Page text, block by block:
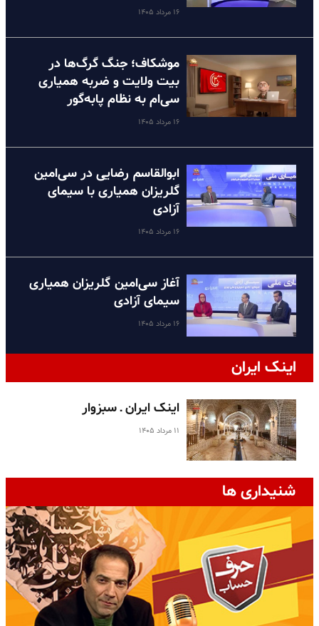
۱۶ مرداد ۱۴۰۵
موشکاف؛ جنگ گرگ‌ها در
بیت ولایت و ضربه همیاری
سی‌ام به نظام پا‌به‌گور
۱۶ مرداد ۱۴۰۵
ابوالقاسم رضایی در سی‌امین
گلریزان همیاری با سیمای
آزادی
۱۶ مرداد ۱۴۰۵
آغاز سی‌امین گلریزان همیاری
سیمای آزادی
۱۶ مرداد ۱۴۰۵
اینک ایران
اینک ایران ـ سبزوار
۱۱ مرداد ۱۴۰۵
شنیداری ها